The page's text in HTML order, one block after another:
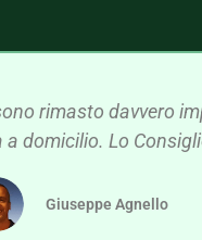
rimasto davvero
a domicilio. Lo
Giuseppe Agnello